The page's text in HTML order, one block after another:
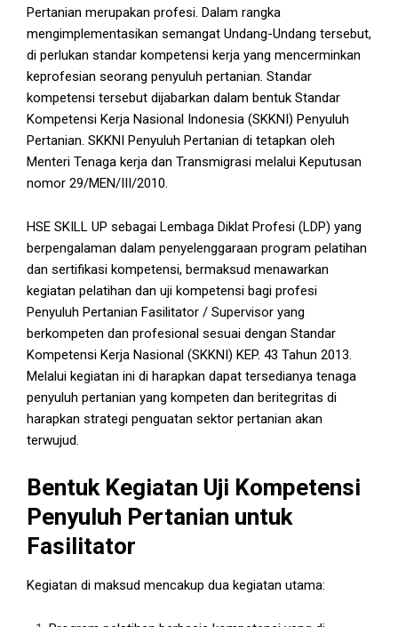
Pertanian merupakan profesi. Dalam rangka
mengimplementasikan semangat Undang-Undang tersebut,
di perlukan standar kompetensi kerja yang mencerminkan
keprofesian seorang penyuluh pertanian. Standar
kompetensi tersebut dijabarkan dalam bentuk Standar
Kompetensi Kerja Nasional Indonesia (SKKNI) Penyuluh
Pertanian. SKKNI Penyuluh Pertanian di tetapkan oleh
Menteri Tenaga kerja dan Transmigrasi melalui Keputusan
nomor 29/MEN/III/2010.
HSE SKILL UP sebagai Lembaga Diklat Profesi (LDP) yang
berpengalaman dalam penyelenggaraan program pelatihan
dan sertifikasi kompetensi, bermaksud menawarkan
kegiatan pelatihan dan uji kompetensi bagi profesi
Penyuluh Pertanian Fasilitator / Supervisor yang
berkompeten dan profesional sesuai dengan Standar
Kompetensi Kerja Nasional (SKKNI) KEP. 43 Tahun 2013.
Melalui kegiatan ini di harapkan dapat tersedianya tenaga
penyuluh pertanian yang kompeten dan beritegritas di
harapkan strategi penguatan sektor pertanian akan
terwujud.
Bentuk Kegiatan Uji Kompetensi
Penyuluh Pertanian untuk
Fasilitator
Kegiatan di maksud mencakup dua kegiatan utama: